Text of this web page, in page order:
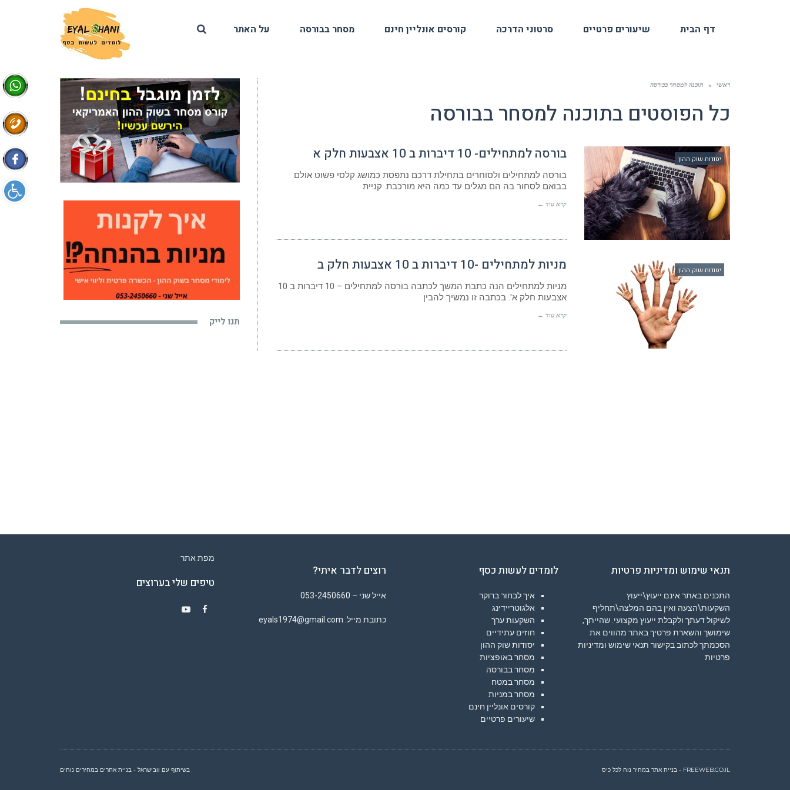
דף הבית שיעורים פרטיים סרטוני הדרכה קורסים אונליין חינם מסחר בבורסה על האתר
ראשי » תוכנה למסחר בבורסה
כל הפוסטים בתוכנה למסחר בבורסה
יסודות שוק ההון בורסה למתחילים- 10 דיברות ב 10 אצבעות חלק א
בורסה למתחילים ולסוחרים בתחילת דרכם נתפסת כמושג קלסי פשוט אולם
בבואם לסחור בה הם מגלים עד כמה היא מורכבת. קניית
קרא עוד ←
יסודות שוק ההון מניות למתחילים -10 דיברות ב 10 אצבעות חלק ב
מניות למתחילים הנה כתבת המשך לכתבה בורסה למתחילים – 10 דיברות ב 10
אצבעות חלק א'. בכתבה זו נמשיך להבין
קרא עוד ←
תנו לייק
תנאי שימוש ומדיניות פרטיות
התכנים באתר אינם ייעוץ\ייעוץ
השקעות\הצעה ואין בהם המלצה\תחליף
לשיקול דעתך ולקבלת ייעוץ מקצועי. שהייתך,
שימושך והשארת פרטיך באתר מהווים את
הסכמתך לכתוב בקישור תנאי שימוש ומדיניות
פרטיות
לומדים לעשות כסף
איך לבחור ברוקר
אלגוטריידינג
השקעות ערך
חוזים עתידיים
יסודות שוק ההון
מסחר באופציות
מסחר בבורסה
מסחר במטח
מסחר במניות
קורסים אונליין חינם
שיעורים פרטיים
רוצים לדבר איתי?
אייל שני – 053-2450660
כתובת מייל: eyals1974@gmail.com
מפת אתר
טיפים שלי בערוצים
בשיתוף עם וובישראל - בניית אתרים במחירים נוחים FREEWEB.CO.IL - בניית אתר במחיר נוח לכל כיס
פתח